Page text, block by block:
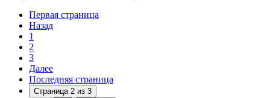
Первая страница
Назад
1
2
3
Далее
Последняя страница
Страница 2 из 3